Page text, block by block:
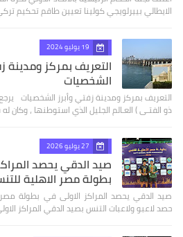
الايطالي بييرلويجي كولينا تعيين طاقم تحكيم
19 يوليو 2024
التعريف بمركز ومدينة
الشخصيات
التعريف بمركز ومدينة زفتي وأبرز الشخصيات
ذو الفتـى ) العـالم الجليل الذي استوطنها ، وكان
27 يوليو 2026
صيد الدقي يحصد
بطولة مصر الاهلية
صيد الدقي يحصد المراكز الاولى في بطولة
حصد لاعبو ولاعبات التنس بصيد الدقي المراكز